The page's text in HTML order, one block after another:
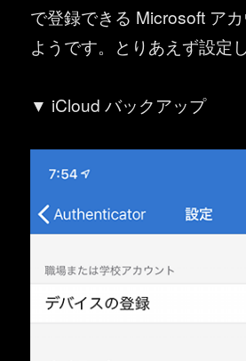
で登録できる Microsoft ア
ようです。とりあえず設定
▼ iCloud バックアップ